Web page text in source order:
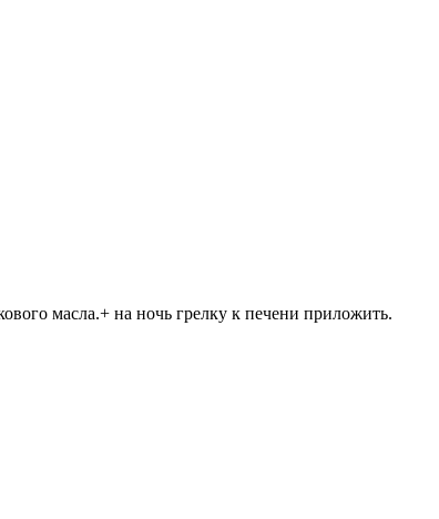
масла.+ на ночь грелку к печени приложить.